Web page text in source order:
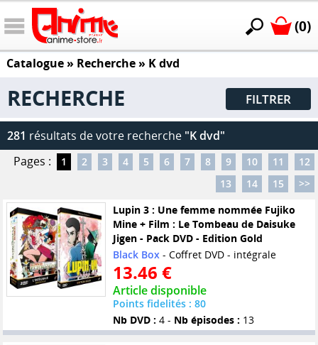
(0)
Catalogue» Recherche » K dvd
RECHERCHE FILTRER
281 résultats de votre recherche "K dvd"
Pages :
1 2 3 4 5 6 7 8 9 10 11
12
13
14 15
>>
Lupin 3 : Une femme nommée Fujiko
Mine + Film : Le Tombeau de Daisuke
Jigen - Pack DVD - Edition Gold
Black Box- Coffret DVD - intégrale
13.46 €
Article disponible
Points fidelités : 80
Nb DVD : 4 - Nb épisodes : 13